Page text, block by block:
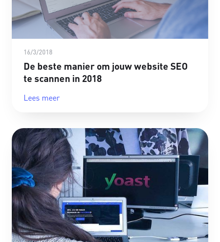
16/3/2018
De beste manier om jouw website SEO
te scannen in 2018
Lees meer